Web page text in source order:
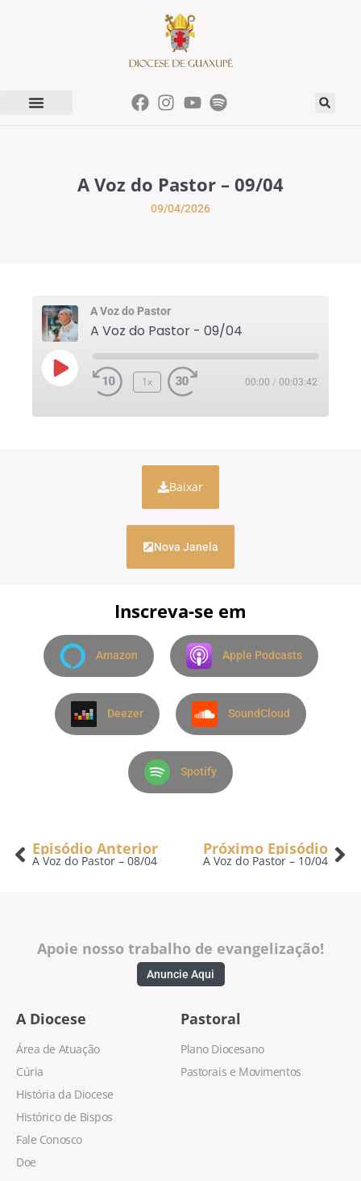
A Voz do Pastor – 09/04
09/04/2026
A Voz do Pastor
A Voz do Pastor - 09/04
1x 00:00 / 00:03:42
Baixar
Nova Janela
Inscreva-se em
Amazon Apple Podcasts
Deezer SoundCloud
Spotify
Episódio Anterior
A Voz do Pastor – 08/04
Próximo Episódio
A Voz do Pastor – 10/04
Apoie nosso trabalho de evangelização!
Anuncie Aqui
A Diocese
Área de Atuação
Cúria
História da Diocese
Histórico de Bispos
Fale Conosco
Doe
Pastoral
Plano Diocesano
Pastorais e Movimentos